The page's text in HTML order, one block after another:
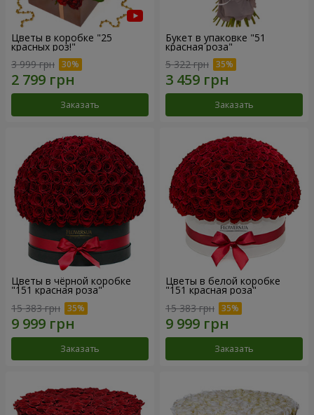
Цветы в коробке "25
красных роз!"
3 999 грн
Заказать
Букет в упаковке "51
красная роза"
5 322 грн
Заказать
Цветы в чёрной коробке
"151 красная роза"
15 383 грн
Заказать
Цветы в белой коробке
"151 красная роза"
15 383 грн
Заказать